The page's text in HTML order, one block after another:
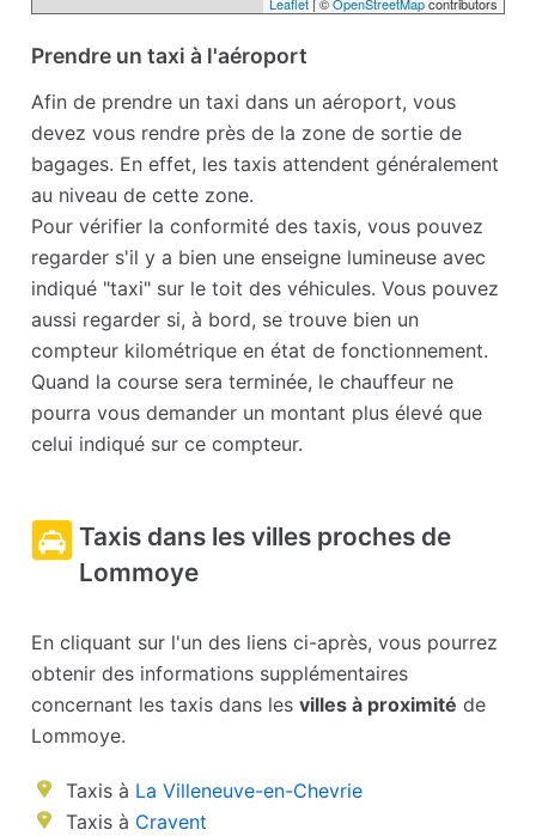
Leaflet| ©OpenStreetMapcontributors
Prendre un taxi à l'aéroport
Afin de prendre un taxi dans un aéroport, vous
devez vous rendre près de la zone de sortie de
bagages. En effet, les taxis attendent généralement
au niveau de cette zone.
Pour vérifier la conformité des taxis, vous pouvez
regarder s'il y a bien une enseigne lumineuse avec
indiqué "taxi" sur le toit des véhicules. Vous pouvez
aussi regarder si, à bord, se trouve bien un
compteur kilométrique en état de fonctionnement.
Quand la course sera terminée, le chauffeur ne
pourra vous demander un montant plus élevé que
celui indiqué sur ce compteur.
Taxis dans les villes proches de
Lommoye
En cliquant sur l'un des liens ci-après, vous pourrez
obtenir des informations supplémentaires
concernant les taxis dans lesvilles à proximité de
Lommoye.
Taxis à La Villeneuve-en-Chevrie
Taxis à Cravent